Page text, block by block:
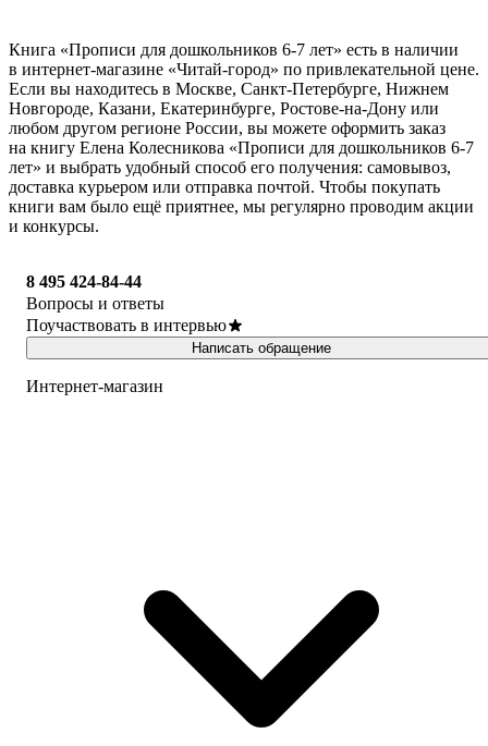
Книга «Прописи для дошкольников 6-7 лет» есть в наличии
в интернет-магазине «Читай-город» по привлекательной цене.
Если вы находитесь в Москве, Санкт-Петербурге, Нижнем
Новгороде, Казани, Екатеринбурге, Ростове-на-Дону или
любом другом регионе России, вы можете оформить заказ
на книгу Елена Колесникова «Прописи для дошкольников 6-7
лет» и выбрать удобный способ его получения: самовывоз,
доставка курьером или отправка почтой. Чтобы покупать
книги вам было ещё приятнее, мы регулярно проводим акции
и конкурсы.
8 495 424-84-44
Вопросы и ответы
Поучаствовать в интервью
Написать обращение
Интернет-магазин